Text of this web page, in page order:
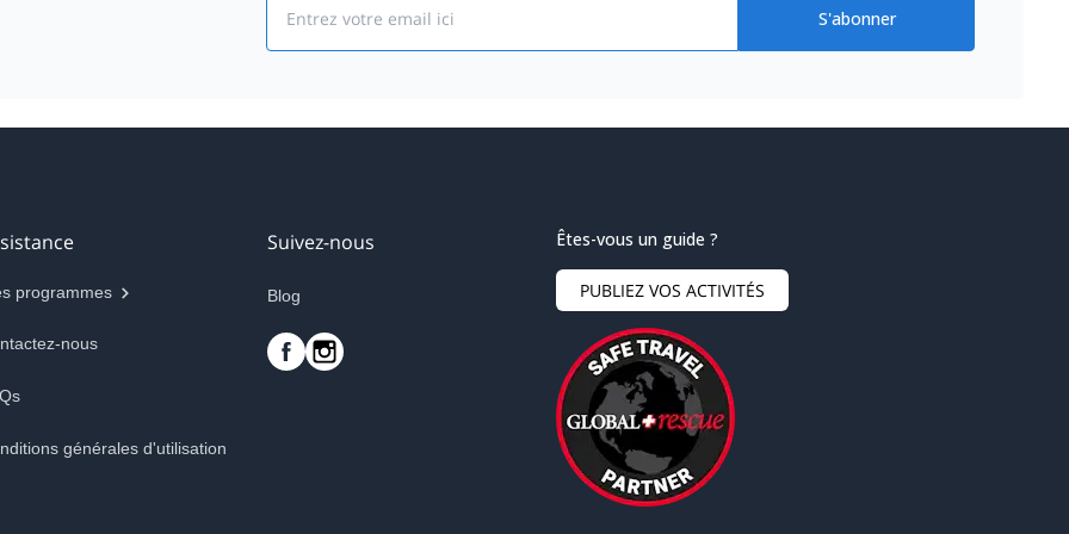
S'abonner
programmes
nous
générales d'utilisation
Suivez-nous
Blog
Êtes-vous un guide ?
PUBLIEZ VOS ACTIVITÉS